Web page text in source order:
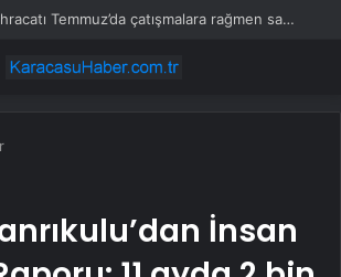
Körfez petrol ihracatı Temmuz’da çatışmalara rağmen sabit kaldı
İnsan